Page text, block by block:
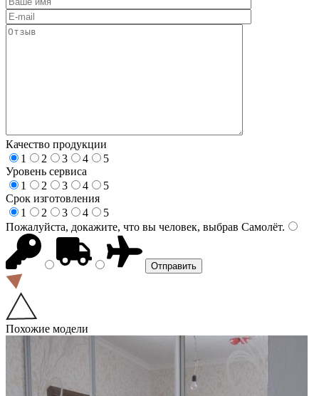
Качество продукции
1
2 3 4
5
Уровень сервиса
1
2 3 4
5
Срок изготовления
1
2 3 4
5
Пожалуйста, докажите, что вы человек, выбрав Самолёт.
Похожие модели